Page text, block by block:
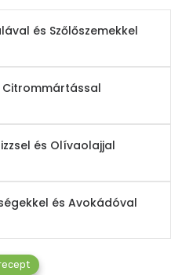
és Szőlőszemekkel
Citrommártással
és Olívaolajjal
és Avokádóval